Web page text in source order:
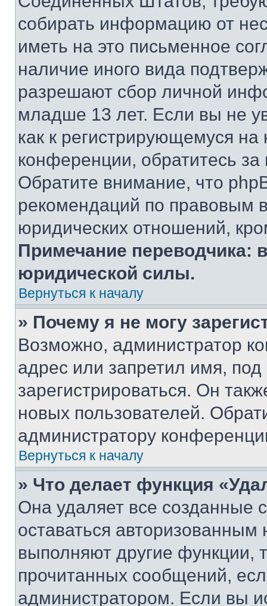
собирать информацию от
иметь на это письменное
наличие иного вида
разрешают сбор личной
младше 13 лет. Если вы не
как к регистрирующемуся
конференции, обратитесь
Обратите внимание, что
рекомендаций по правовым
юридических отношений,
Примечание переводчика:
юридической силы.
Вернуться к началу
» Почему я не могу
Возможно, администратор
адрес или запретил имя,
зарегистрироваться. Он
новых пользователей.
администратору
Вернуться к началу
» Что делает функция
Она удаляет все созданные
оставаться
выполняют другие функции,
прочитанных сообщений,
администратором. Если вы